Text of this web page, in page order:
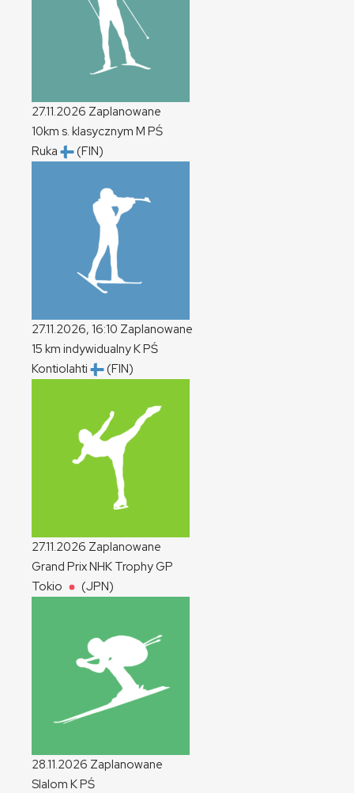
27.11.2026 Zaplanowane
10km s. klasycznym M PŚ
Ruka
(FIN)
27.11.2026, 16:10 Zaplanowane
15 km indywidualnyKPŚ
Kontiolahti
(FIN)
27.11.2026 Zaplanowane
Grand Prix NHK TrophyGP
Tokio
(JPN)
28.11.2026 Zaplanowane
Slalom KPŚ